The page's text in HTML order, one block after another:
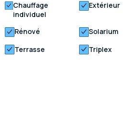
Chauffage
individuel
Extérieur
Rénové
Solarium
Terrasse Triplex